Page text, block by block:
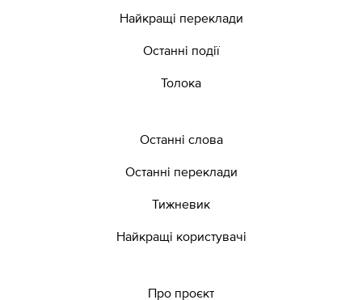
Найкращі переклади
Останні події
Толока
Останні слова
Останні переклади
Тижневик
Найкращі користувачі
Про проєкт